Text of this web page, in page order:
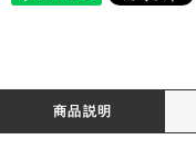
商品説明